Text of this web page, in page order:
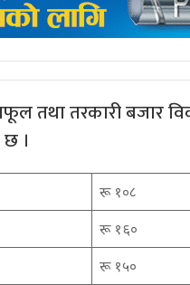
तथा तरकारी बजार
।
रू १०८
रू १६०
रू १५०